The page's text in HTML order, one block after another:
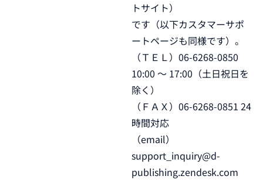
トサイト）
です（以下カスタマーサポ
ートページも同様です）。
（ＴＥＬ）06-6268-0850
10:00 ～ 17:00（土日祝日を
除く）
（ＦＡＸ）06-6268-0851 24
時間対応
（email）
support_inquiry@d-
publishing.zendesk.com